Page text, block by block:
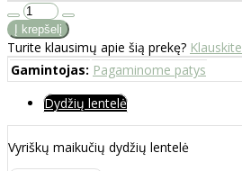
Turite klausimų apie šią prekę? Klauskite
Gamintojas: Pagaminome patys
Dydžių lentelė
Vyriškų maikučių dydžių lentelė